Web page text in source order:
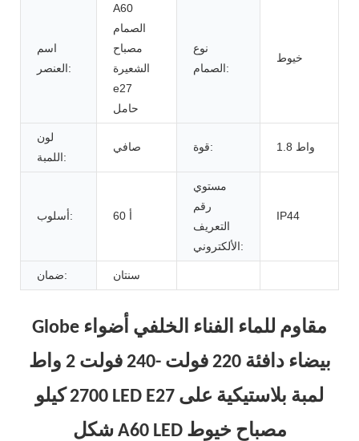
اسم
العنصر:
A60
الصمام
مصباح
الشعيرة
e27
حامل
نوع
الصمام:
خيوط
لون
اللمبة:
صافي قوة: 1.8 واط
أسلوب: أ 60
مستوي
رقم
التعريف
الألكتروني:
IP44
ضمان: سنتان
Globe مقاوم للماء الفناء الخلفي أضواء
بيضاء دافئة 220 فولت -240 فولت 2 واط
2700 كيلو LED E27 لمبة بلاستيكية على
شكل A60 LED مصباح خيوط